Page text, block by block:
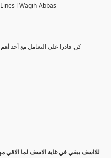
l Wagih Abbas
كن قادرا علي التعامل مع أحد
للااسف ببقي في غاية الاسف لما